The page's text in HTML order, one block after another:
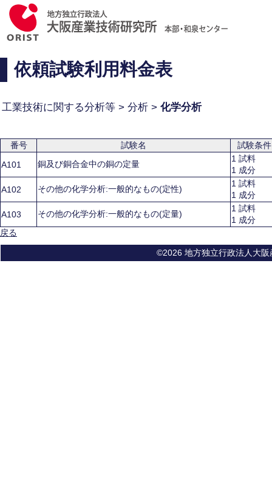
依頼試験利用料金表
工業技術に関する分析等 > 分析 >化学分析
番号 試験名
試験条件
A101
銅及び銅合金中の銅の定量
1 試料
1 成分
A102
その他の化学分析:一般的なもの(定性)
1 試料
1 成分
A103
その他の化学分析:一般的なもの(定量)
1 試料
1 成分
戻る
©2026 地方独立行政法人大阪